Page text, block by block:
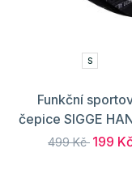
S
Funkční
čepice SIGGE
499 Kč 199